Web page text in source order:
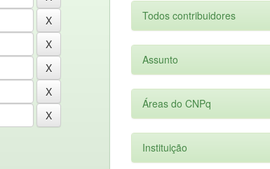
Todos contribuidores
Assunto
Áreas do CNPq
Instituição